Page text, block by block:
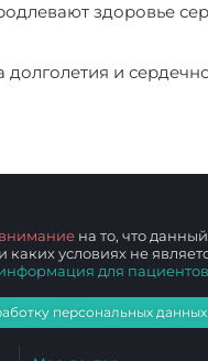
здоровье
и
внимание на то, что
каких условиях не
для пациентов
персональных данных